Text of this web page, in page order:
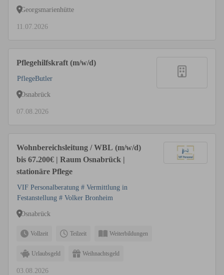
Georgsmarienhütte
11.07.2026
Pflegehilfskraft (m/w/d)
PflegeButler
Osnabrück
07.08.2026
Wohnbereichsleitung / WBL (m/w/d)
bis 67.200€ | Raum Osnabrück |
stationäre Pflege
VIF Personalberatung # Vermittlung in
Festanstellung # Volker Bronheim
Osnabrück
Vollzeit Teilzeit Weiterbildungen
Urlaubsgeld Weihnachtsgeld
03.08.2026